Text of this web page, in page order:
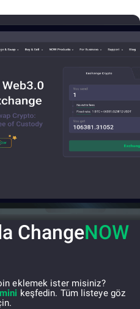
ChangeNOW
eklemek ister misiniz?
keşfedin. Tüm listeye göz